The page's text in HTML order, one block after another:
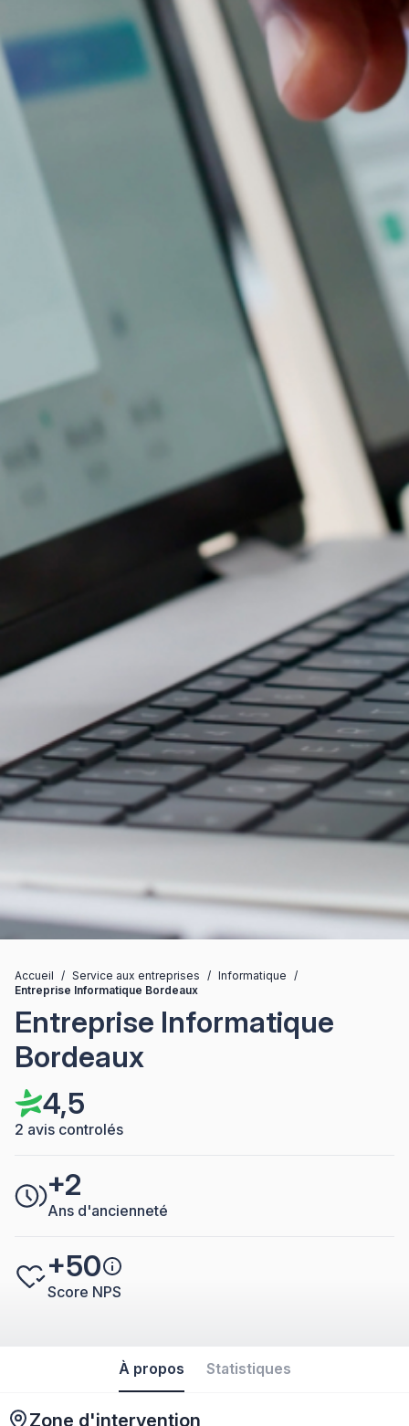
Accueil / Service aux entreprises / Informatique
/
Entreprise Informatique Bordeaux
Entreprise Informatique
Bordeaux
4,5
2 avis controlés
+2
Ans d'ancienneté
+50
Score NPS
À propos Statistiques
Zone d'intervention